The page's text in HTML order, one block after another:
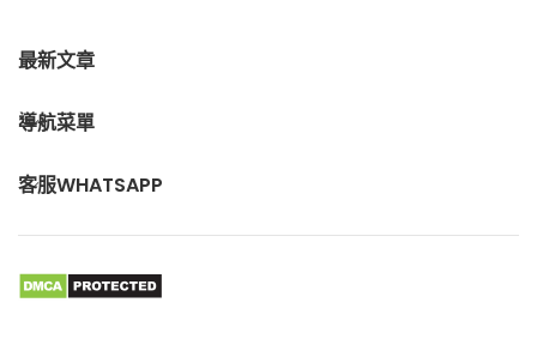
最新文章
導航菜單
客服WHATSAPP